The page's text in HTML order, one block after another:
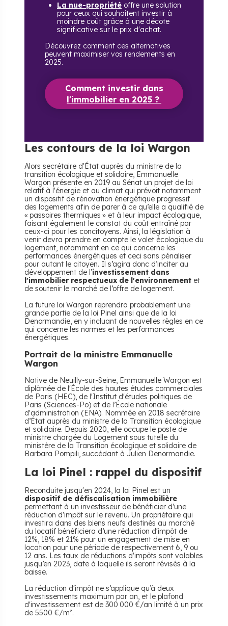
La nue-propriété offre une solution
pour ceux qui souhaitent investir à
moindre coût grâce à une décote
significative sur le prix d'achat.
Découvrez comment ces alternatives
peuvent maximiser vos rendements en
2025.
Comment investir dans
l'immobilier en 2025 ?
Les contours de la loi Wargon
Alors secrétaire d'État auprès du ministre de la
transition écologique et solidaire, Emmanuelle
Wargon présente en 2019 au Sénat un projet de loi
relatif à l'énergie et au climat qui prévoit notamment
un dispositif de rénovation énergétique progressif
des logements afin de parer à ce qu’elle a qualifié de
« passoires thermiques » et à leur impact écologique,
faisant également le constat du coût entraîné par
ceux-ci pour les concitoyens. Ainsi, la législation à
venir devra prendre en compte le volet écologique du
logement, notamment en ce qui concerne les
performances énergétiques et ceci sans pénaliser
pour autant le citoyen. Il s’agira donc d’inciter au
développement de l'investissement dans
l'immobilier respectueux de l'environnement et
de soutenir le marché de l’offre de logement.
La future loi Wargon reprendra probablement une
grande partie de la loi Pinel ainsi que de la loi
Denormandie, en y incluant de nouvelles règles en ce
qui concerne les normes et les performances
énergétiques.
Portrait de la ministre Emmanuelle
Wargon
Native de Neuilly-sur-Seine, Emmanuelle Wargon est
diplômée de l'École des hautes études commerciales
de Paris (HEC), de l'Institut d'études politiques de
Paris (Sciences-Po) et de l’École nationale
d'administration (ENA). Nommée en 2018 secrétaire
d’État auprès du ministre de la Transition écologique
et solidaire. Depuis 2020, elle occupe le poste de
ministre chargée du Logement sous tutelle du
ministère de la Transition écologique et solidaire de
Barbara Pompili, succédant à Julien Denormandie.
La loi Pinel : rappel du dispositif
Reconduite jusqu'en 2024, la loi Pinel est un
dispositif de défiscalisation immobilière
permettant à un investisseur de bénéficier d’une
réduction d'impôt sur le revenu. Un propriétaire qui
investira dans des biens neufs destinés au marché
du locatif bénéficiera d’une réduction d'impôt de
12%, 18% et 21% pour un engagement de mise en
location pour une période de respectivement 6, 9 ou
12 ans. Les taux de réductions d'impôts sont valables
jusqu’en 2023, date à laquelle ils seront révisés à la
baisse.
La réduction d'impôt ne s’applique qu’à deux
investissements maximum par an, et le plafond
d'investissement est de 300 000 €/an limité à un prix
de 5500 €/m².